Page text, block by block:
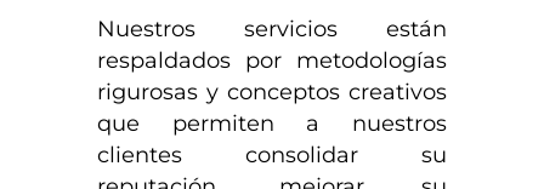
Nuestros servicios están
respaldados por metodologías
rigurosas y conceptos creativos
que permiten a nuestros
clientes consolidar su